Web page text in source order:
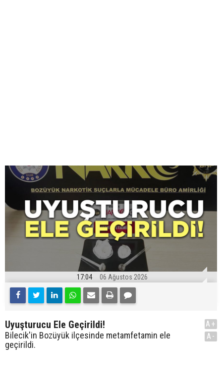
17:04 06 Ağustos 2026
Uyuşturucu Ele Geçirildi!
Bilecik'in Bozüyük ilçesinde metamfetamin ele
geçirildi.
A+
A-